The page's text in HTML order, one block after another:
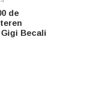
de
Becali